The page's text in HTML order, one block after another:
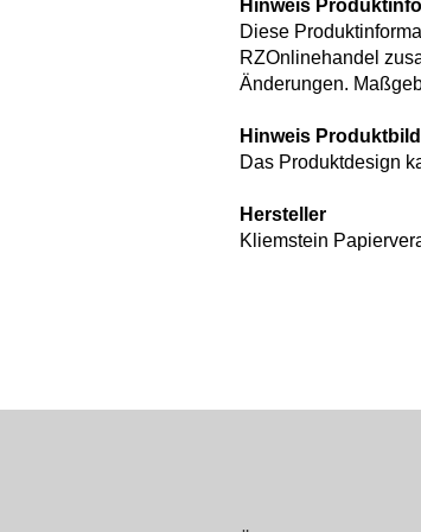
Hinweis
Diese
RZOnlinehandel
Änderungen.
Hinweis Produktbild
Das Produktdesign
Hersteller
Kliemstein